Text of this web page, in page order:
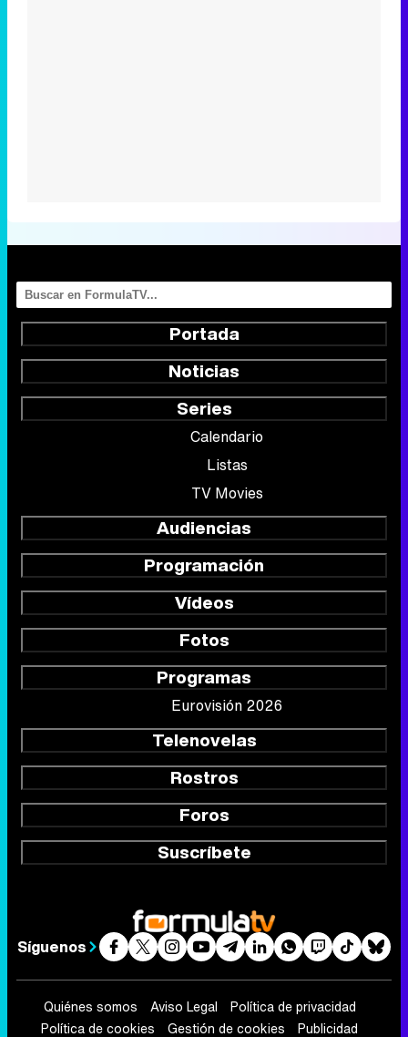
Portada
Noticias
Series
Calendario
Listas
TV Movies
Audiencias
Programación
Vídeos
Fotos
Programas
Eurovisión 2026
Telenovelas
Rostros
Foros
Suscríbete
Síguenos
Quiénes somos Aviso Legal
Política de privacidad
Política de cookies
Gestión de cookies Publicidad